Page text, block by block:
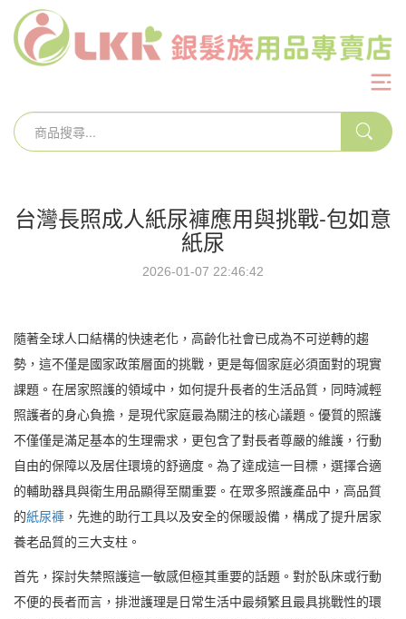
台灣長照成人紙尿褲應用與挑戰-包如意
紙尿
2026-01-07 22:46:42
隨著全球人口結構的快速老化，高齡化社會已成為不可逆轉的趨
勢，這不僅是國家政策層面的挑戰，更是每個家庭必須面對的現實
課題。在居家照護的領域中，如何提升長者的生活品質，同時減輕
照護者的身心負擔，是現代家庭最為關注的核心議題。優質的照護
不僅僅是滿足基本的生理需求，更包含了對長者尊嚴的維護，行動
自由的保障以及居住環境的舒適度。為了達成這一目標，選擇合適
的輔助器具與衛生用品顯得至關重要。在眾多照護產品中，高品質
的紙尿褲 ，先進的助行工具以及安全的保暖設備，構成了提升居家
養老品質的三大支柱。
首先，探討失禁照護這一敏感但極其重要的話題。對於臥床或行動
不便的長者而言，排泄護理是日常生活中最頻繁且最具挑戰性的環